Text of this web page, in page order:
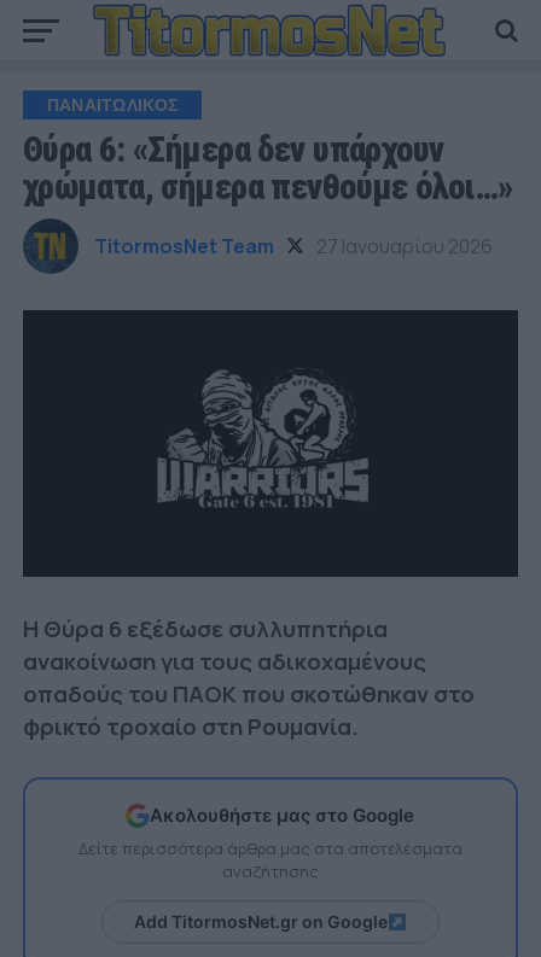
ΠΑΝΑΙΤΩΛΙΚΟΣ
Θύρα 6: «Σήμερα δεν υπάρχουν
χρώματα, σήμερα πενθούμε όλοι…»
TitormosNet Team 27 Ιανουαρίου 2026
Η Θύρα 6 εξέδωσε συλλυπητήρια
ανακοίνωση για τους αδικοχαμένους
οπαδούς του ΠΑΟΚ που σκοτώθηκαν στο
φρικτό τροχαίο στη Ρουμανία.
Ακολουθήστε μας στο Google
Δείτε περισσότερα άρθρα μας στα αποτελέσματα
αναζήτησης
Add TitormosNet.gr on Google